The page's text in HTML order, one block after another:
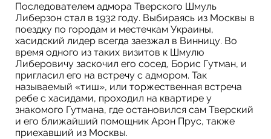
Последователем адмора Тверского Шмуль
Либерзон стал в 1932 году. Выбираясь из Москвы в
поездку по городам и местечкам Украины,
хасидский лидер всегда заезжал в Винницу. Во
время одного из таких визитов к Шмулю
Либеровичу заскочил его сосед, Борис Гутман, и
пригласил его на встречу с адмором. Так
называемый «тиш», или торжественная встреча
ребе с хасидами, проходил на квартире у
знакомого Гутмана, где остановился сам Тверский
и его ближайший помощник Арон Прус, также
приехавший из Москвы.